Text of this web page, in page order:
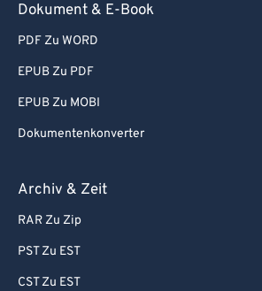
Dokument & E-Book
PDF Zu WORD
EPUB Zu PDF
EPUB Zu MOBI
Dokumentenkonverter
Archiv & Zeit
RAR Zu Zip
PST Zu EST
CST Zu EST